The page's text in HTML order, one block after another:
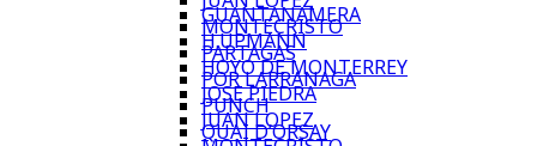
MONTECRISTO
PARTAGAS
POR LARRANAGA
PUNCH
QUAI D’ORSAY
GUANTANAMERA
H.UPMANN
HOYO DE MONTERREY
JOSE PIEDRA
JUAN LOPEZ